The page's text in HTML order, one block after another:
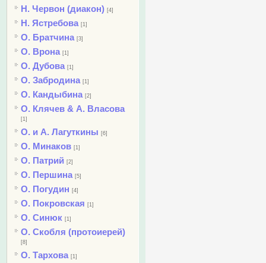
Н. Червон (диакон) [4]
Н. Ястребова [1]
О. Братчина [3]
О. Врона [1]
О. Дубова [1]
О. Забродина [1]
О. Кандыбина [2]
О. Клячев & А. Власова
[1]
О. и А. Лагуткины [6]
О. Минаков [1]
О. Патрий [2]
О. Першина [5]
О. Погудин [4]
О. Покровская [1]
О. Синюк [1]
О. Скобля (протоиерей)
[8]
О. Тархова [1]